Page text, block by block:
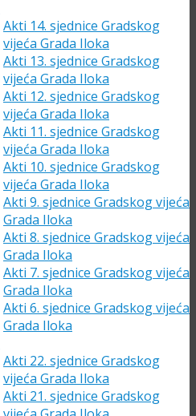
Akti 14. sjednice Gradskog
vijeća Grada Iloka
Akti 13. sjednice Gradskog
vijeća Grada Iloka
Akti 12. sjednice Gradskog
vijeća Grada Iloka
Akti 11. sjednice Gradskog
vijeća Grada Iloka
Akti 10. sjednice Gradskog
vijeća Grada Iloka
Akti 9. sjednice Gradskog vijeća
Grada Iloka
Akti 8. sjednice Gradskog vijeća
Grada Iloka
Akti 7. sjednice Gradskog vijeća
Grada Iloka
Akti 6. sjednice Gradskog vijeća
Grada Iloka
Akti 22. sjednice Gradskog
vijeća Grada Iloka
Akti 21. sjednice Gradskog